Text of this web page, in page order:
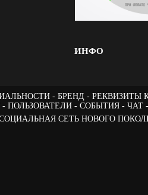
ИНФО
БРЕНД РЕКВИЗИТЫ
ПОЛЬЗОВАТЕЛИ СОБЫТИЯ ЧАТ
СЕТЬ НОВОГО